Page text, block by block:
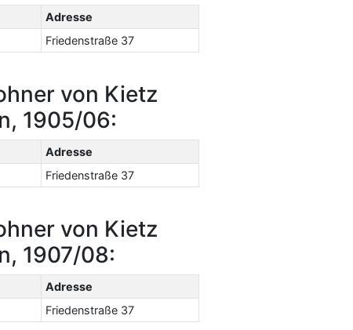
Adresse
Friedenstraße 37
von Kietz
1905/06:
Adresse
Friedenstraße 37
von Kietz
1907/08:
Adresse
Friedenstraße 37